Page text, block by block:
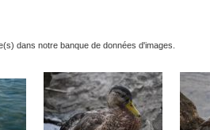
dans notre banque de données d'images.